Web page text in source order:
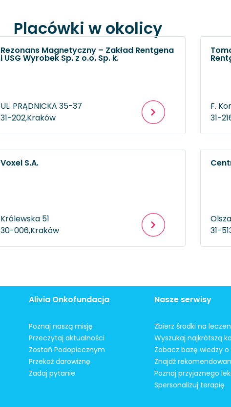
Placówki w okolicy
Rezonans Magnetyczny – Zakład Rentgena
i USG Wyrobek Sp. z o.o. Sp. k.
UL. PRĄDNICKA 35-37
31-202,Kraków
F.
31-
Voxel S.A.
Królewska 51
30-006,Kraków
31-
Alivia Onkofundacja
Poznaj naszą misję
Przeczytaj aktualności
Zostań Podopiecznym
Przekaż darowiznę
Zadaj pytanie
Nasze serwisy
Zbierz środki na
Wyszukaj najkrótszą
Zobacz bazę wiedzy o
Znajdź
Poznaj przyjaznego
Spersonalizuj terapię